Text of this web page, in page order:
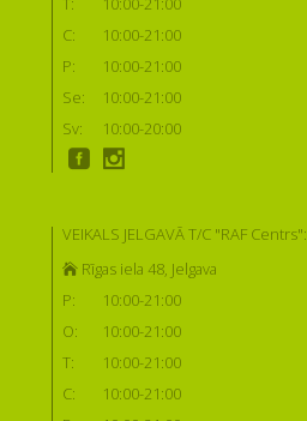
C:
10:00-21:00
P:
10:00-21:00
Se:
10:00-21:00
Sv:
10:00-20:00
VEIKALS JELGAVĀ T/C "RAF Centrs":
Rīgas iela 48, Jelgava
P:
10:00-21:00
O:
10:00-21:00
T:
10:00-21:00
C:
10:00-21:00